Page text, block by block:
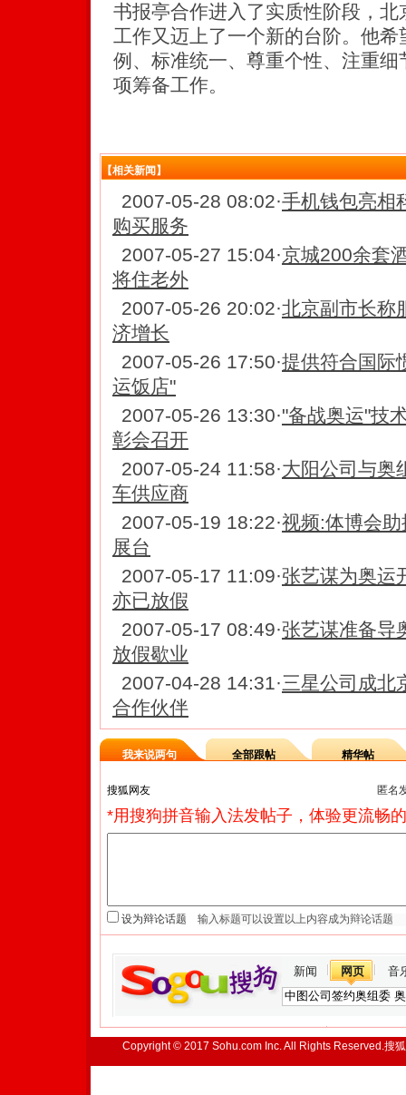
书报亭合作进入了实质性阶段，
工作又迈上了一个新的台阶。他希
例、标准统一、尊重个性、注重细
项筹备工作。
【相关新闻】
2007-05-28 08:02·手机钱包亮相
购买服务
2007-05-27 15:04·京城200余套
将住老外
2007-05-26 20:02·北京副市长称
济增长
2007-05-26 17:50·提供符合国际
运饭店"
2007-05-26 13:30·"备战奥运"技
彰会召开
2007-05-24 11:58·大阳公司与奥
车供应商
2007-05-19 18:22·视频:体博会
展台
2007-05-17 11:09·张艺谋为奥运
亦已放假
2007-05-17 08:49·张艺谋准备导
放假歇业
2007-04-28 14:31·三星公司成北
合作伙伴
我来说两句 全部跟帖 精华帖
匿名
*用搜狗拼音输入法发帖子，体验更流畅
设为辩论话题
新闻 网页 音
Copyright © 2017 Sohu.com Inc. All Rights Reserved.搜